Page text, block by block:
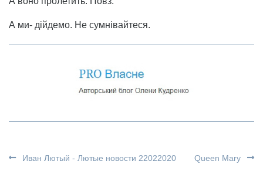
А ми- дійдемо. Не сумнівайтеся.
Иван Лютый - Лютые новости 22022020 Queen Mary